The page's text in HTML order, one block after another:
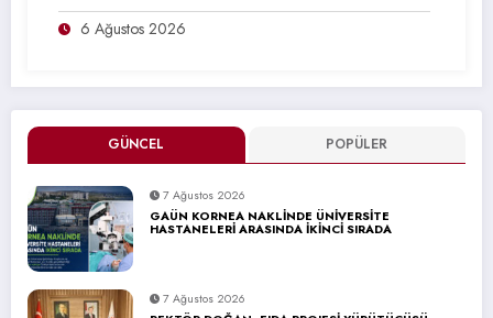
GÜNCEL POPÜLER
7 Ağustos 2026
GAÜN KORNEA NAKLİNDE ÜNİVERSİTE
HASTANELERİ ARASINDA İKİNCİ SIRADA
7 Ağustos 2026
6 Ağustos 2026